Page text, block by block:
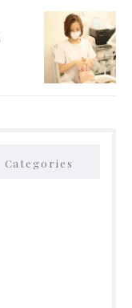
Categories